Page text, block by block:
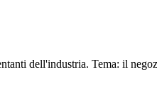
dell'industria. Tema: il